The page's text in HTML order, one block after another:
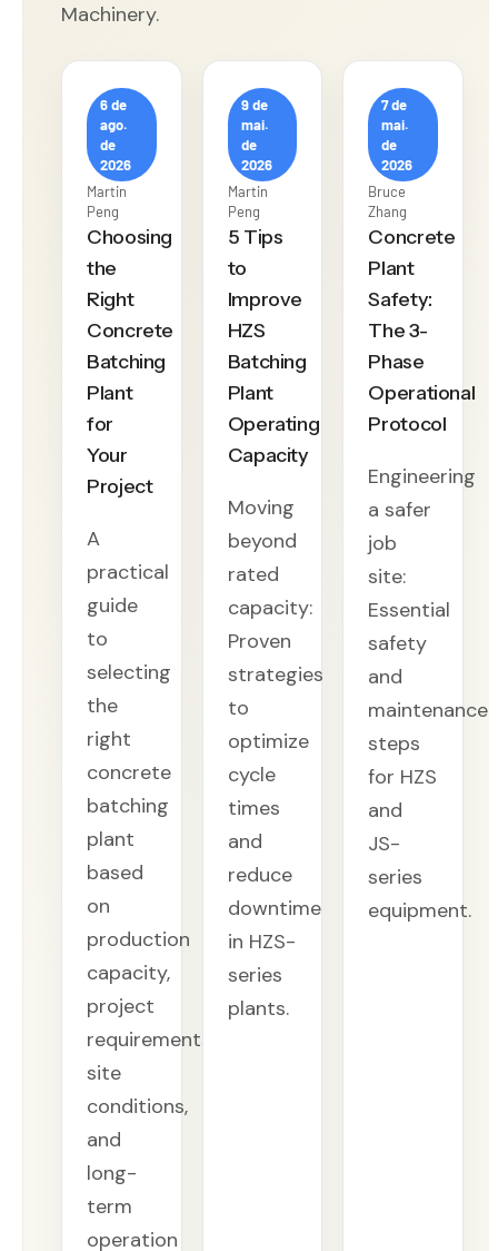
Machinery.
6 de
ago.
de
2026
Martin
Peng
Choosing
the
Right
Concrete
Batching
Plant
for
Your
Project
A
practical
guide
to
selecting
the
right
concrete
batching
plant
based
on
production
capacity,
project
requirements,
site
conditions,
and
long-
term
operation
9 de
mai.
de
2026
Martin
Peng
5 Tips
to
Improve
HZS
Batching
Plant
Operating
Capacity
Moving
beyond
rated
capacity:
Proven
strategies
to
optimize
cycle
times
and
reduce
downtime
in HZS-
series
plants.
7 de
mai.
de
2026
Bruce
Zhang
Concrete
Plant
Safety:
The 3-
Phase
Operational
Protocol
Engineering
a safer
job
site:
Essential
safety
and
maintenance
steps
for HZS
and
JS-
series
equipment.